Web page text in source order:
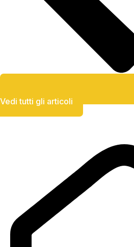
Vedi tutti gli articoli